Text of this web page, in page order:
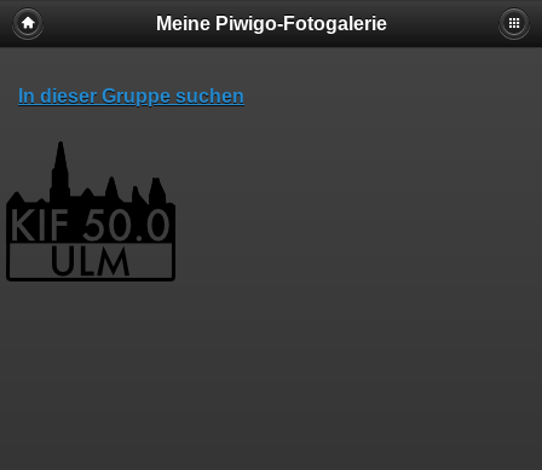
Meine Piwigo-Fotogalerie
In dieser Gruppe suchen